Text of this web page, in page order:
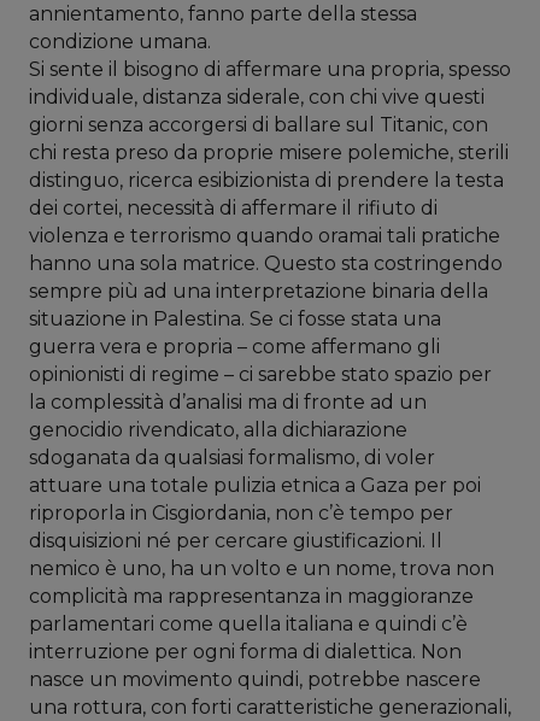
annientamento, fanno parte della stessa
condizione umana.
Si sente il bisogno di affermare una propria, spesso
individuale, distanza siderale, con chi vive questi
giorni senza accorgersi di ballare sul Titanic, con
chi resta preso da proprie misere polemiche, sterili
distinguo, ricerca esibizionista di prendere la testa
dei cortei, necessità di affermare il rifiuto di
violenza e terrorismo quando oramai tali pratiche
hanno una sola matrice. Questo sta costringendo
sempre più ad una interpretazione binaria della
situazione in Palestina. Se ci fosse stata una
guerra vera e propria – come affermano gli
opinionisti di regime – ci sarebbe stato spazio per
la complessità d’analisi ma di fronte ad un
genocidio rivendicato, alla dichiarazione
sdoganata da qualsiasi formalismo, di voler
attuare una totale pulizia etnica a Gaza per poi
riproporla in Cisgiordania, non c’è tempo per
disquisizioni né per cercare giustificazioni. Il
nemico è uno, ha un volto e un nome, trova non
complicità ma rappresentanza in maggioranze
parlamentari come quella italiana e quindi c’è
interruzione per ogni forma di dialettica. Non
nasce un movimento quindi, potrebbe nascere
una rottura, con forti caratteristiche generazionali,